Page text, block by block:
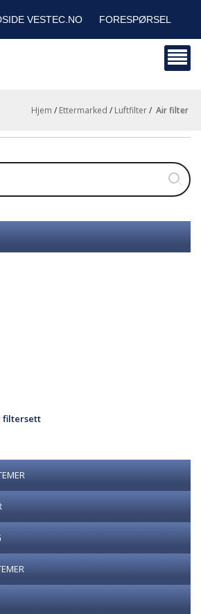
VESTEC.NO FORESPØRSEL
Hjem / Ettermarked / Luftfilter/ air filter
filtersett